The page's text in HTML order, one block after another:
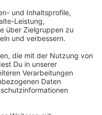
entlassen
Er kam dauernd zu
pünktlich erschienen
verlor. Das Gericht
stellte man fest:
spät ins Bett
aufgewacht.